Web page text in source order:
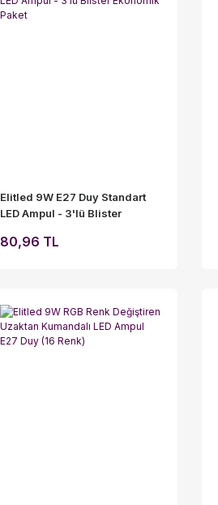
Elitled 9W E27 Duy Standart
LED Ampul - 3'lü Blister
80,96 TL